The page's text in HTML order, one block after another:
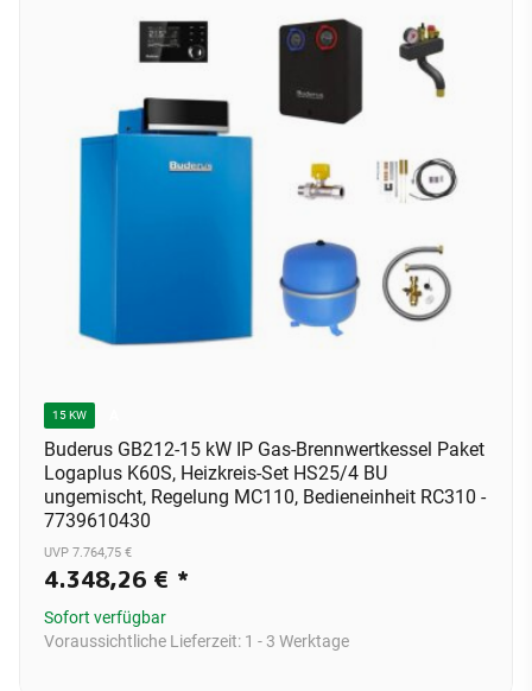
15 KW
Buderus GB212-15 kW IP Gas-Brennwertkessel Paket
Logaplus K60S, Heizkreis-Set HS25/4 BU
ungemischt, Regelung MC110, Bedieneinheit RC310 -
7739610430
UVP 7.764,75 €
4.348,26 € *
Sofort verfügbar
Voraussichtliche Lieferzeit: 1 - 3 Werktage